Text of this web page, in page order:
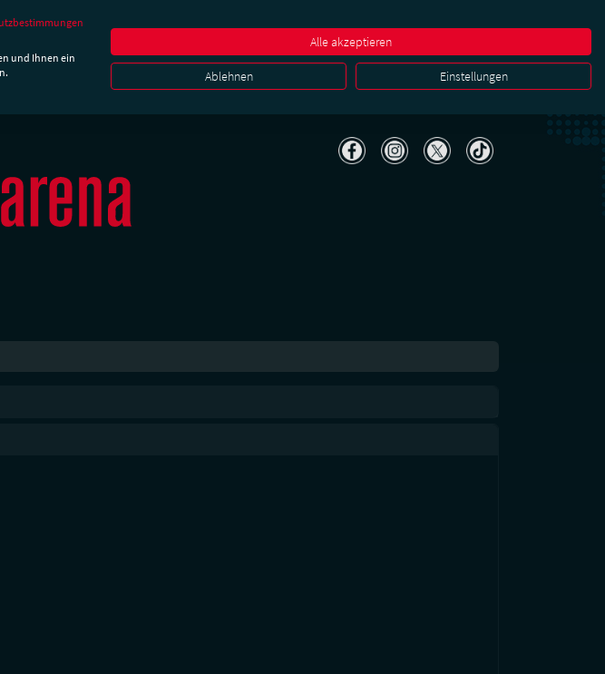
Essen & Trinken Die Arena Business
und Ihnen ein
Alle akzeptieren
Ablehnen Einstellungen